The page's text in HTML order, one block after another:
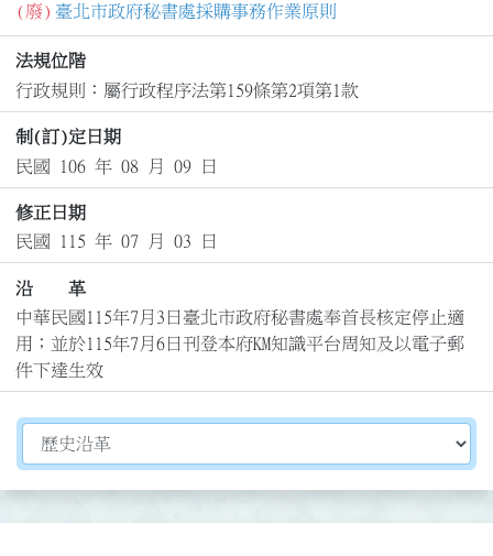
(廢) 臺北市政府秘書處採購事務作業原則
法規位階
行政規則：屬行政程序法第159條第2項第1款
制(訂)定日期
民國 106 年 08 月 09 日
修正日期
民國 115 年 07 月 03 日
沿 革
中華民國115年7月3日臺北市政府秘書處奉首長核定停止適
用；並於115年7月6日刊登本府KM知識平台周知及以電子郵
件下達生效
切換選擇法規資訊內容